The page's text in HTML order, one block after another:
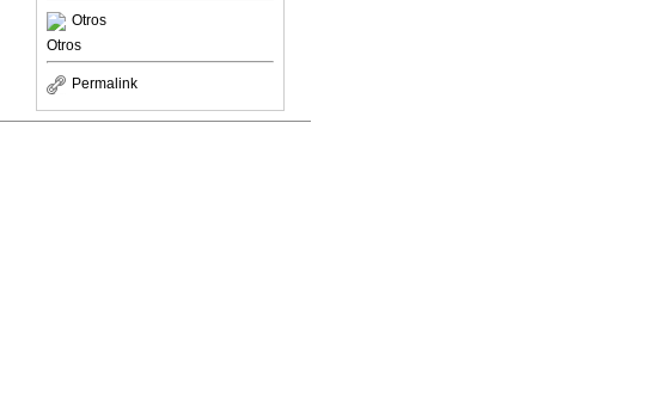
Otros
Otros
Permalink